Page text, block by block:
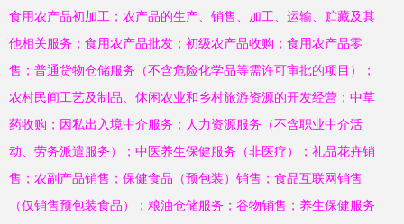
食用农产品初加工；农产品的生产、销售、加工、运输、贮藏及其
他相关服务；食用农产品批发；初级农产品收购；食用农产品零
售；普通货物仓储服务（不含危险化学品等需许可审批的项目）；
农村民间工艺及制品、休闲农业和乡村旅游资源的开发经营；中草
药收购；因私出入境中介服务；人力资源服务（不含职业中介活
动、劳务派遣服务）；中医养生保健服务（非医疗）；礼品花卉销
售；农副产品销售；保健食品（预包装）销售；食品互联网销售
（仅销售预包装食品）；粮油仓储服务；谷物销售；养生保健服务